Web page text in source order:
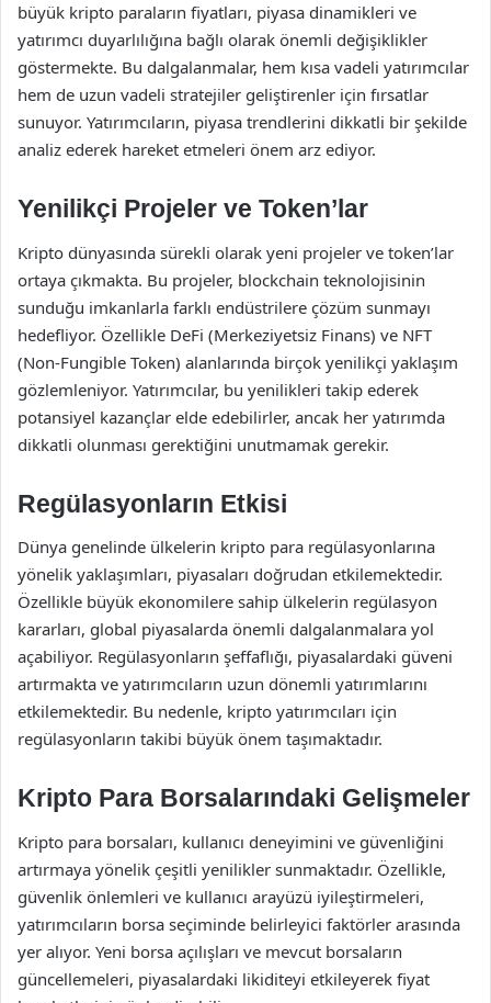
büyük kripto paraların fiyatları, piyasa dinamikleri ve
yatırımcı duyarlılığına bağlı olarak önemli değişiklikler
göstermekte. Bu dalgalanmalar, hem kısa vadeli yatırımcılar
hem de uzun vadeli stratejiler geliştirenler için fırsatlar
sunuyor. Yatırımcıların, piyasa trendlerini dikkatli bir şekilde
analiz ederek hareket etmeleri önem arz ediyor.
Yenilikçi Projeler ve Token’lar
Kripto dünyasında sürekli olarak yeni projeler ve token’lar
ortaya çıkmakta. Bu projeler, blockchain teknolojisinin
sunduğu imkanlarla farklı endüstrilere çözüm sunmayı
hedefliyor. Özellikle DeFi (Merkeziyetsiz Finans) ve NFT
(Non-Fungible Token) alanlarında birçok yenilikçi yaklaşım
gözlemleniyor. Yatırımcılar, bu yenilikleri takip ederek
potansiyel kazançlar elde edebilirler, ancak her yatırımda
dikkatli olunması gerektiğini unutmamak gerekir.
Regülasyonların Etkisi
Dünya genelinde ülkelerin kripto para regülasyonlarına
yönelik yaklaşımları, piyasaları doğrudan etkilemektedir.
Özellikle büyük ekonomilere sahip ülkelerin regülasyon
kararları, global piyasalarda önemli dalgalanmalara yol
açabiliyor. Regülasyonların şeffaflığı, piyasalardaki güveni
artırmakta ve yatırımcıların uzun dönemli yatırımlarını
etkilemektedir. Bu nedenle, kripto yatırımcıları için
regülasyonların takibi büyük önem taşımaktadır.
Kripto Para Borsalarındaki Gelişmeler
Kripto para borsaları, kullanıcı deneyimini ve güvenliğini
artırmaya yönelik çeşitli yenilikler sunmaktadır. Özellikle,
güvenlik önlemleri ve kullanıcı arayüzü iyileştirmeleri,
yatırımcıların borsa seçiminde belirleyici faktörler arasında
yer alıyor. Yeni borsa açılışları ve mevcut borsaların
güncellemeleri, piyasalardaki likiditeyi etkileyerek fiyat